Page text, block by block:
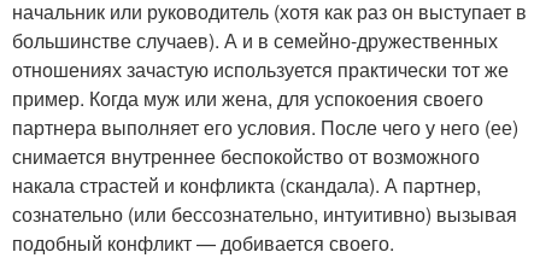
начальник или руководитель (хотя как раз он выступает в
большинстве случаев). А и в семейно-дружественных
отношениях зачастую используется практически тот же
пример. Когда муж или жена, для успокоения своего
партнера выполняет его условия. После чего у него (ее)
снимается внутреннее беспокойство от возможного
накала страстей и конфликта (скандала). А партнер,
сознательно (или бессознательно, интуитивно) вызывая
подобный конфликт — добивается своего.